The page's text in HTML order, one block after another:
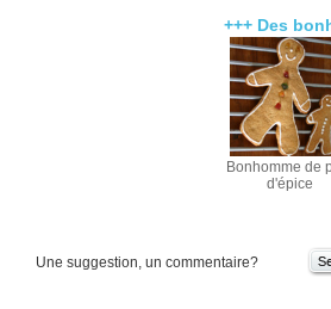
+++ Des
Bonhomme de
d'épice
Une suggestion, un commentaire?